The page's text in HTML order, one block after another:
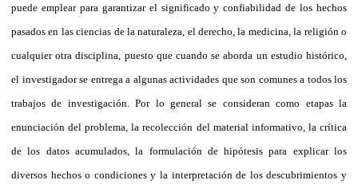
puede emplear para garantizar el significado y confiabilidad de los hechos
pasados en las ciencias de la naturaleza, el derecho, la medicina, la religión o
cualquier otra disciplina, puesto que cuando se aborda un estudio histórico,
el investigador se entrega a algunas actividades que son comunes a todos los
trabajos de investigación. Por lo general se consideran como etapas la
enunciación del problema, la recolección del material informativo, la crítica
de los datos acumulados, la formulación de hipótesis para explicar los
diversos hechos o condiciones y la interpretación de los descubrimientos y